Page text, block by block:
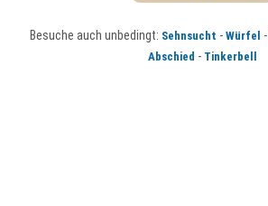
Besuche auch unbedingt: Sehnsucht - Würfel -
Abschied - Tinkerbell